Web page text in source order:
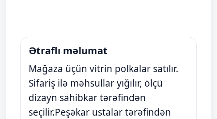
Ətraflı məlumat
Mağaza üçün vitrin polkalar satılır.
Sifariş ilə məhsullar yığılır, ölçü
dizayn sahibkar tərəfindən
seçilir.Peşəkar ustalar tərəfindən